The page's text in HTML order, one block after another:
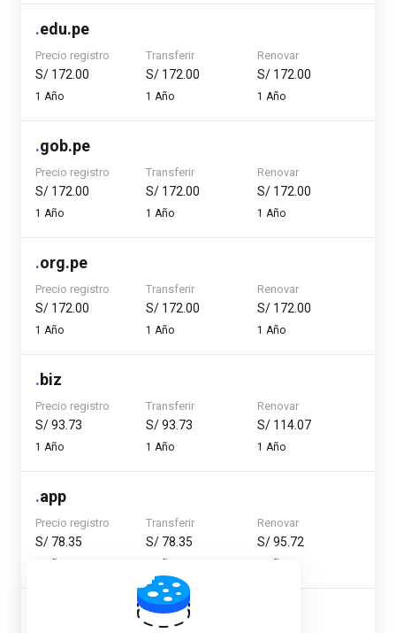
.edu.pe
Precio registro
S/ 172.00
1 Año
Transferir
S/ 172.00
1 Año
Renovar
S/ 172.00
1 Año
.gob.pe
Precio registro
S/ 172.00
1 Año
Transferir
S/ 172.00
1 Año
Renovar
S/ 172.00
1 Año
.org.pe
Precio registro
S/ 172.00
1 Año
Transferir
S/ 172.00
1 Año
Renovar
S/ 172.00
1 Año
.biz
Precio registro
S/ 93.73
1 Año
Transferir
S/ 93.73
1 Año
Renovar
S/ 114.07
1 Año
.app
Precio registro
S/ 78.35
Transferir
S/ 78.35
Renovar
S/ 95.72
Ver